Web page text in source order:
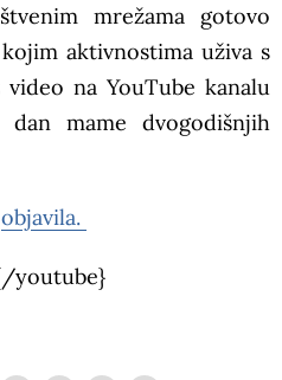
mrežama gotovo
aktivnostima uživa s
na YouTube kanalu
dan mame dvogodišnjih
objavila.
youtube}